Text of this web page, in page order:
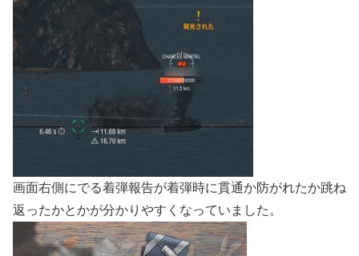
画面右側にでる着弾報告が着弾時に貫通か防がれたか跳ね
返ったかとかが分かりやすくなっていました。